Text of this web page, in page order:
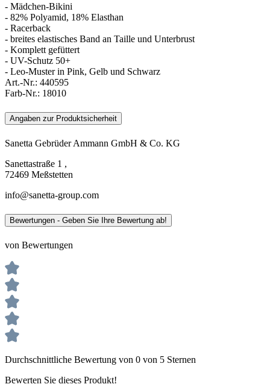
- Mädchen-Bikini
- 82% Polyamid, 18% Elasthan
- Racerback
- breites elastisches Band an Taille und Unterbrust
- Komplett gefüttert
- UV-Schutz 50+
- Leo-Muster in Pink, Gelb und Schwarz
Art.-Nr.: 440595
Farb-Nr.: 18010
Angaben zur Produktsicherheit
Sanetta Gebrüder Ammann GmbH & Co. KG
Sanettastraße 1 ,
72469 Meßstetten
info@sanetta-group.com
Bewertungen - Geben Sie Ihre Bewertung ab!
von Bewertungen
Durchschnittliche Bewertung von 0 von 5 Sternen
Bewerten Sie dieses Produkt!